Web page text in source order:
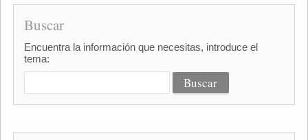
Buscar
Encuentra la información que necesitas, introduce el
tema: